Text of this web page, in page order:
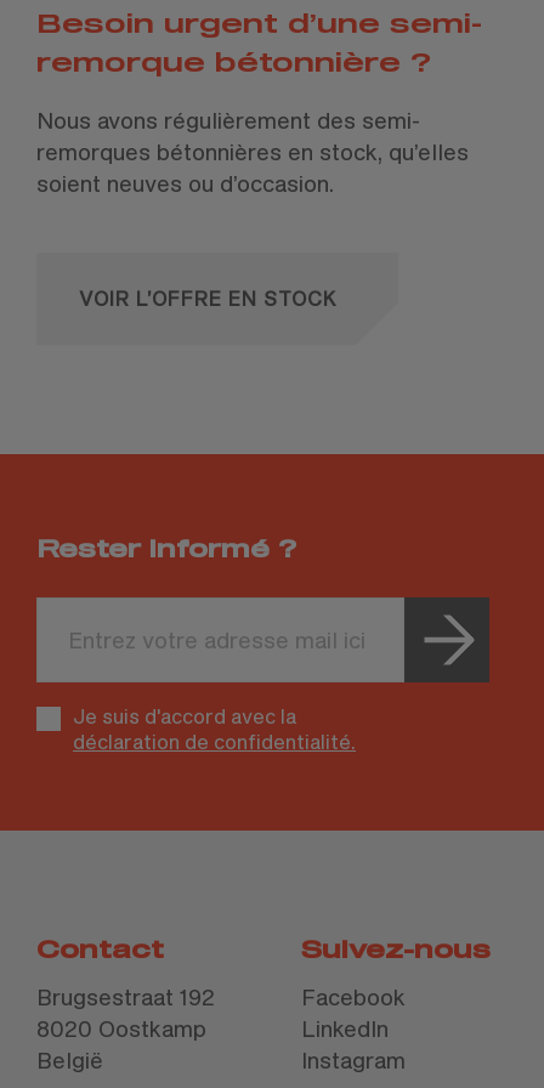
Besoin urgent d’une semi-
remorque bétonnière ?
Nous avons régulièrement des semi-
remorques bétonnières en stock, qu’elles
soient neuves ou d’occasion.
VOIR L’OFFRE EN STOCK
Contact
Brugsestraat 192
8020 Oostkamp
België
Suivez-nous
Facebook
LinkedIn
Instagram
Rester informé ?
this
field
blankJe suis d'accord avec la
déclaration de confidentialité.